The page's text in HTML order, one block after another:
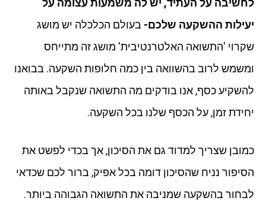
יעילות ההשקעה שלכם- בעולם הכלכלה יש מושג
שקרוי 'התשואה האלטרנטיבית' מושג זה מתייחס
ומשמש לרוב בהשוואה בין כמה חלופות השקעה. בבואנו
להשקיע כסף, אנו בודקים מה התשואה שנקבל באותה
יחידת זמן, על הכסף שלנו בכל השקעה.
כמובן שצריך למדוד גם את הסיכון, אך בכדי לפשט את
הסיפור נניח שהסיכון דומה בכל אפיק, ברור לכם שכדאי
לבחור בהשקעה שמניבה את התשואה הגבוהה ביותר.